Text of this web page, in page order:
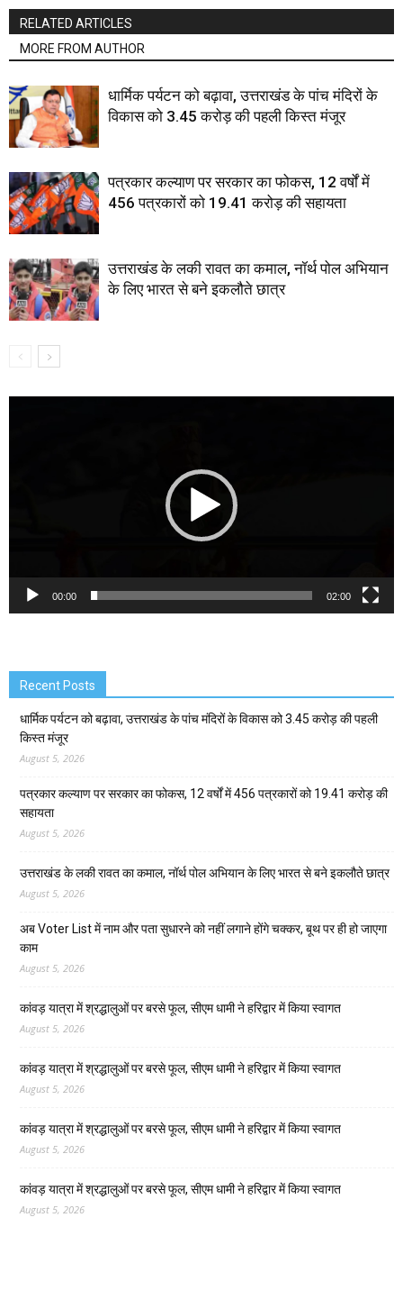
RELATED ARTICLES
MORE FROM AUTHOR
धार्मिक पर्यटन को बढ़ावा, उत्तराखंड के पांच मंदिरों के
विकास को 3.45 करोड़ की पहली किस्त मंजूर
पत्रकार कल्याण पर सरकार का फोकस, 12 वर्षों में
456 पत्रकारों को 19.41 करोड़ की सहायता
उत्तराखंड के लकी रावत का कमाल, नॉर्थ पोल अभियान
के लिए भारत से बने इकलौते छात्र
00:00 02:00
Recent Posts
धार्मिक पर्यटन को बढ़ावा, उत्तराखंड के पांच मंदिरों के विकास को 3.45 करोड़ की पहली
किस्त मंजूर
August 5, 2026
पत्रकार कल्याण पर सरकार का फोकस, 12 वर्षों में 456 पत्रकारों को 19.41 करोड़ की
सहायता
August 5, 2026
उत्तराखंड के लकी रावत का कमाल, नॉर्थ पोल अभियान के लिए भारत से बने इकलौते छात्र
August 5, 2026
अब Voter List में नाम और पता सुधारने को नहीं लगाने होंगे चक्कर, बूथ पर ही हो जाएगा
काम
August 5, 2026
कांवड़ यात्रा में श्रद्धालुओं पर बरसे फूल, सीएम धामी ने हरिद्वार में किया स्वागत
August 5, 2026
कांवड़ यात्रा में श्रद्धालुओं पर बरसे फूल, सीएम धामी ने हरिद्वार में किया स्वागत
August 5, 2026
कांवड़ यात्रा में श्रद्धालुओं पर बरसे फूल, सीएम धामी ने हरिद्वार में किया स्वागत
August 5, 2026
कांवड़ यात्रा में श्रद्धालुओं पर बरसे फूल, सीएम धामी ने हरिद्वार में किया स्वागत
August 5, 2026